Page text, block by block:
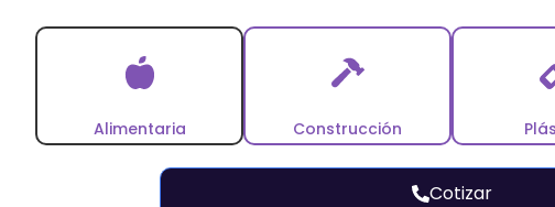
Alimentaria Construcción
Cotizar